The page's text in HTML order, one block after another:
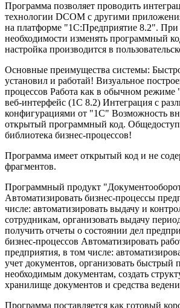
Программа позволяет проводить
технологии DCOM с другими
на платформе "1С:Предприятие 8.2". При
необходимости изменять программный
настройка производится в
Основные преимущества системы:
установил и работай! Визуальное
процессов Работа как в обычном режиме
веб-интерфейс (1С 8.2) Интеграция с
конфигурациями от "1С" Возможность
открытый программный код.
библиотека бизнес-процессов!
Программа имеет открытый код и не
фрагментов.
Программный продукт
Автоматизировать бизнес-процессы
числе: автоматизировать выдачу и
сотрудникам, организовать выдачу
получить отчеты о состоянии дел
бизнес-процессов Автоматизировать
предприятия, в том числе:
учет документов, организовать быстрый
необходимым документам, создать
хранилище документов и средства
Программа поставляется как готовый